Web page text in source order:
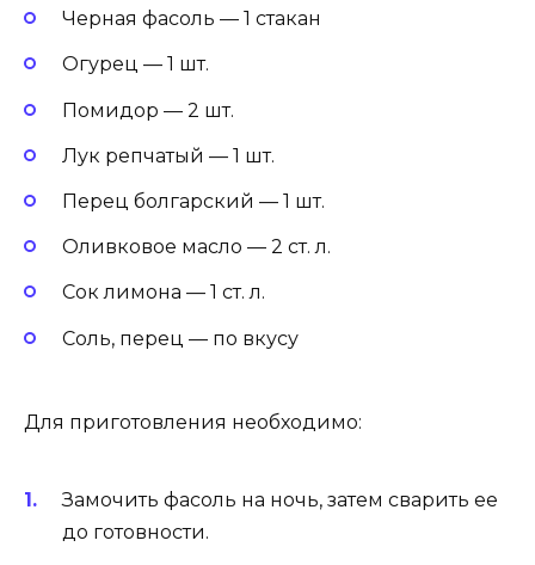
Черная фасоль — 1 стакан
Огурец — 1 шт.
Помидор — 2 шт.
Лук репчатый — 1 шт.
Перец болгарский — 1 шт.
Оливковое масло — 2 ст. л.
Сок лимона — 1 ст. л.
Соль, перец — по вкусу
Для приготовления необходимо:
Замочить фасоль на ночь, затем сварить ее
до готовности.